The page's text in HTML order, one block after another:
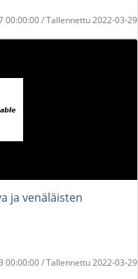
00:00:00 / Tallennettu 2022-03-29
ja venäläisten
00:00:00 / Tallennettu 2022-03-29